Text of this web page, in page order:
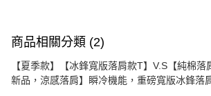
商品相關分類 (2)
【夏季款】【冰鋒寬版落肩款T】V.S【純棉落
新品，涼感落肩】瞬冷機能，重磅寬版冰鋒落